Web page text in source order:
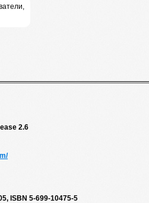
2.6
ISBN 5-699-10475-5